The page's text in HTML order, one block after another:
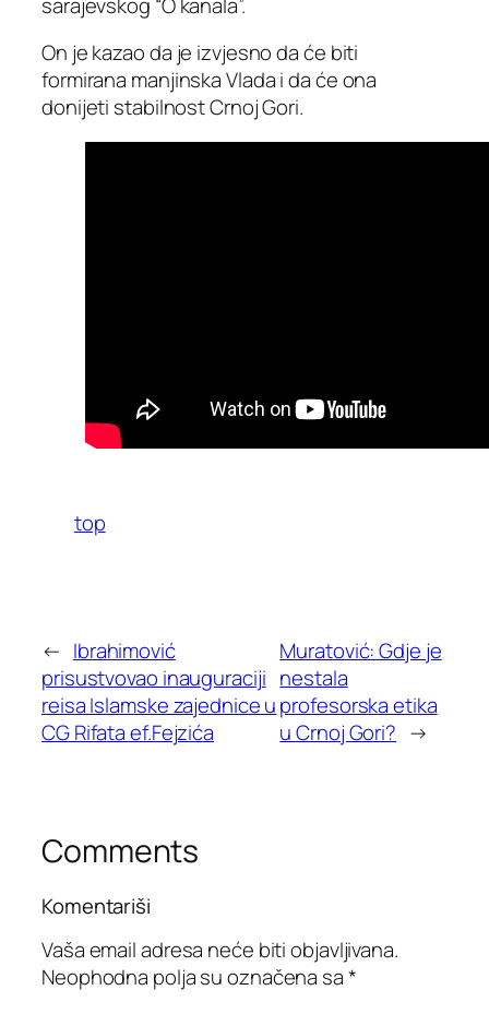
On je kazao da je izvjesno da će biti
formirana manjinska Vlada i da će ona
donijeti stabilnost Crnoj Gori.
top
← Ibrahimović
prisustvovao inauguraciji
reisa Islamske zajednice u
CG Rifata ef.Fejzića
Muratović: Gdje je
nestala
profesorska etika
u Crnoj Gori? →
Comments
Komentariši
Vaša email adresa neće biti objavljivana.
Neophodna polja su označena sa*